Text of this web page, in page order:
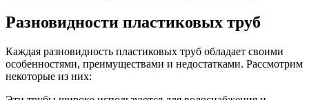
Разновидности пластиковых труб
Каждая разновидность пластиковых труб обладает своими
особенностями, преимуществами и недостатками. Рассмотрим
некоторые из них: